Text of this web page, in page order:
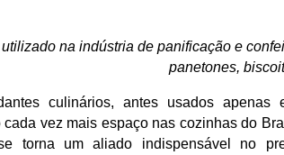
na indústria de panificação e
panetones,
culinários, antes usados
cada vez mais espaço nas cozinhas do
torna um aliado indispensável no